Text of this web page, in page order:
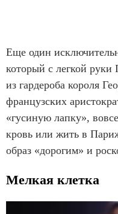
Еще один
который с легкой руки
из гардероба короля
французских
«гусиную лапку»,
кровь или жить в
образ «дорогим» и
Мелкая клетка